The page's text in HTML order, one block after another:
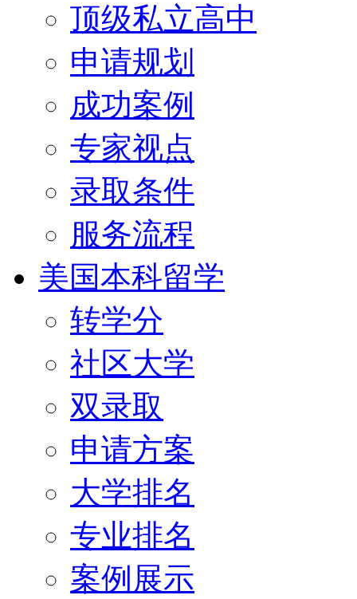
顶级私立高中
申请规划
成功案例
专家视点
录取条件
服务流程
美国本科留学
转学分
社区大学
双录取
申请方案
大学排名
专业排名
案例展示